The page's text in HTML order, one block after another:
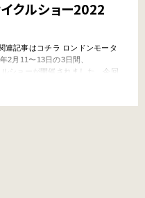
クルショー2022
連記事はコチラ ロンドンモータ
2月11〜13日の3日間、
ショーが開催されました。今回
介します。 TRIUMPH イギリス